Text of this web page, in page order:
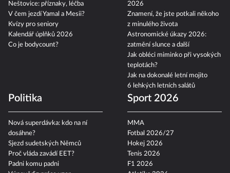
Neštovice: příznaky, léčba
V čem jezdí Yamal a Mesii?
Kvízy pro seniory
Kalendář úplňků 2026
Co je bodycount?
2026
Znamení, že jste potkali někoho
z minulého života
Astronomické úkazy 2026:
zatmění slunce a další
Jak obléci miminko při vysokých
teplotách?
Jak na dokonalé letní mojito
6 lehkých letních salátů
Politika
Nová superdávka: kdo na ní
dosáhne?
Sjezd sudetských Němců
Proč vláda zavádí EET?
Padni komu padni
Sport 2026
MMA
Fotbal 2026/27
Hokej 2026
Tenis 2026
F1 2026